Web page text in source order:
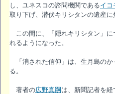
し、ユネスコの諮問機関であるイコ
取り下げ、潜伏キリシタンの遺産
この間に、「隠れキリシタン」に
れるようになった。
「消された信仰」は、生月島のか
る。
著者の広野真嗣 は、新聞記者を